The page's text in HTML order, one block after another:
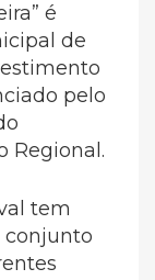
é
de
pelo
Regional.
tem
conjunto